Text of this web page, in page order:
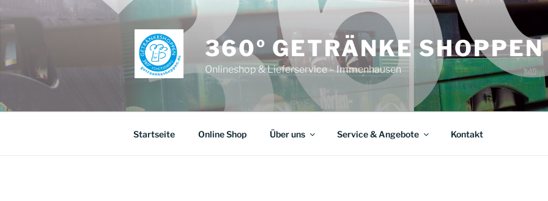
360º GETRÄNKE SHOPPEN
Onlineshop & Lieferservice – Immenhausen
Startseite Online Shop Über uns Service & Angebote Kontakt